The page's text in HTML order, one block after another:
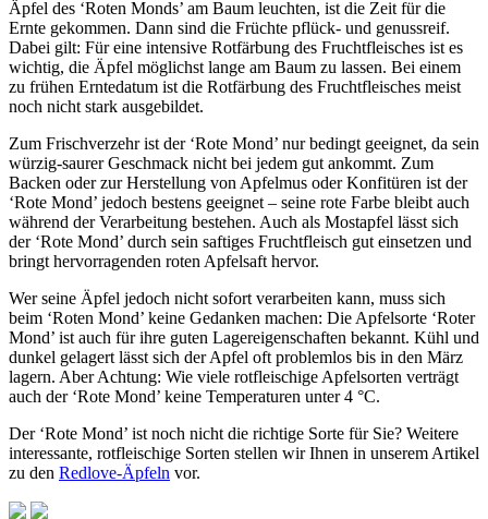
Äpfel des ‘Roten Monds’ am Baum leuchten, ist die Zeit für die
Ernte gekommen. Dann sind die Früchte pflück- und genussreif.
Dabei gilt: Für eine intensive Rotfärbung des Fruchtfleisches ist es
wichtig, die Äpfel möglichst lange am Baum zu lassen. Bei einem
zu frühen Erntedatum ist die Rotfärbung des Fruchtfleisches meist
noch nicht stark ausgebildet.
Zum Frischverzehr ist der ‘Rote Mond’ nur bedingt geeignet, da sein
würzig-saurer Geschmack nicht bei jedem gut ankommt. Zum
Backen oder zur Herstellung von Apfelmus oder Konfitüren ist der
‘Rote Mond’ jedoch bestens geeignet – seine rote Farbe bleibt auch
während der Verarbeitung bestehen. Auch als Mostapfel lässt sich
der ‘Rote Mond’ durch sein saftiges Fruchtfleisch gut einsetzen und
bringt hervorragenden roten Apfelsaft hervor.
Wer seine Äpfel jedoch nicht sofort verarbeiten kann, muss sich
beim ‘Roten Mond’ keine Gedanken machen: Die Apfelsorte ‘Roter
Mond’ ist auch für ihre guten Lagereigenschaften bekannt. Kühl und
dunkel gelagert lässt sich der Apfel oft problemlos bis in den März
lagern. Aber Achtung: Wie viele rotfleischige Apfelsorten verträgt
auch der ‘Rote Mond’ keine Temperaturen unter 4 °C.
Der ‘Rote Mond’ ist noch nicht die richtige Sorte für Sie? Weitere
interessante, rotfleischige Sorten stellen wir Ihnen in unserem Artikel
zu den Redlove-Äpfeln vor.